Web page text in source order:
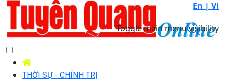
En | Vi
Toggle main menu visibility
THỜI SỰ - CHÍNH TRỊ